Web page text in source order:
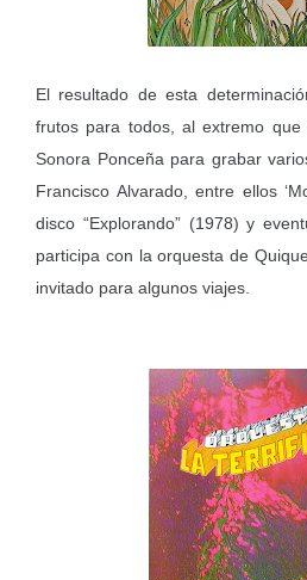
El resultado de esta
frutos para todos, al extremo
Sonora Ponceña para grabar
Francisco Alvarado, entre ellos
disco “Explorando” (1978) y
participa con la orquesta de
invitado para algunos viajes.